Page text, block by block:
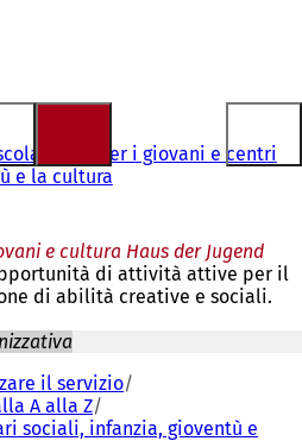
per i giovani e centri
e la cultura
e cultura Haus der Jugend
di attività attive per il
di abilità creative e sociali.
il servizio
A alla Z
sociali, infanzia, gioventù e